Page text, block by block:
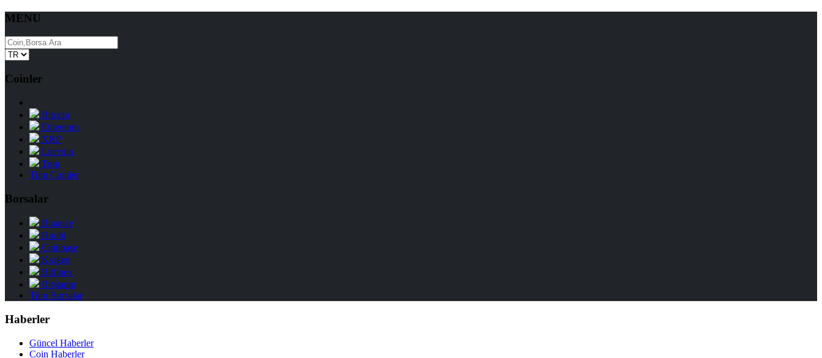
MENU
Coinler
Bitcoin
Ethereum
XRP
Litecoin
Tron
Tüm Coinler
Borsalar
Binance
Huobi
Coinbase
Kraken
Bitfinex
Bitstamp
Tüm Borsalar
Haberler
Güncel Haberler
Coin Haberler